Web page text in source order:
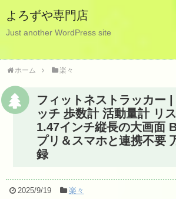
よろずや専門店
Just another WordPress site
ホーム 楽々
フィットネストラッカー
ッチ 歩数計 活動量計 リ
1.47インチ縦長の大画面
プリ＆スマホと連携不要
録
2025/9/19 楽々